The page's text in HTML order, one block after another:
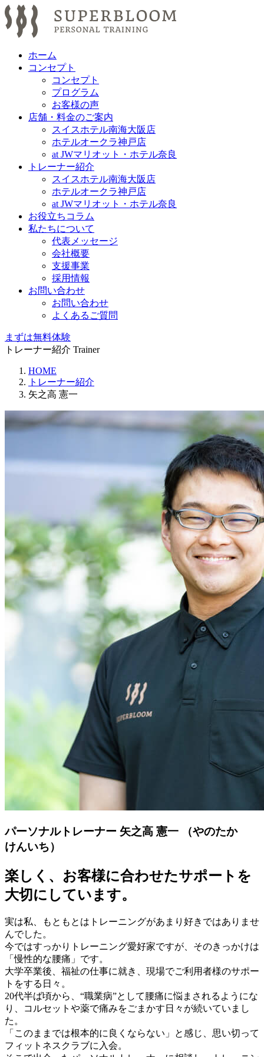
ホーム
コンセプト
コンセプト
プログラム
お客様の声
店舗・料金のご案内
スイスホテル南海大阪店
ホテルオークラ神戸店
at JWマリオット・ホテル奈良
トレーナー紹介
スイスホテル南海大阪店
ホテルオークラ神戸店
at JWマリオット・ホテル奈良
お役立ちコラム
私たちについて
代表メッセージ
会社概要
支援事業
採用情報
お問い合わせ
お問い合わせ
よくあるご質問
まずは無料体験
トレーナー紹介 Trainer
HOME
トレーナー紹介
矢之高 憲一
パーソナルトレーナー 矢之高 憲一
（やのたか
けんいち）
楽しく、お客様に合わせたサポートを
大切にしています。
実は私、もともとはトレーニングがあまり好きではありませ
んでした。
今ではすっかりトレーニング愛好家ですが、そのきっかけは
「慢性的な腰痛」です。
大学卒業後、福祉の仕事に就き、現場でご利用者様のサポー
トをする日々。
20代半ば頃から、“職業病”として腰痛に悩まされるようにな
り、コルセットや薬で痛みをごまかす日々が続いていまし
た。
「このままでは根本的に良くならない」と感じ、思い切って
フィットネスクラブに入会。